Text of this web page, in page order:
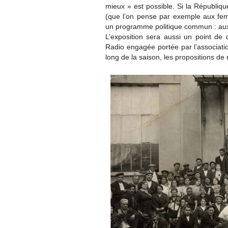
mieux » est possible. Si la
(que l’on pense par exemple aux
un programme politique commun :
L’exposition sera aussi un point
Radio engagée portée par
long de la saison, les propositions